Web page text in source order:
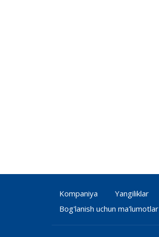
Kompaniya Yangiliklar
Bog'lanish uchun ma'lumotlar